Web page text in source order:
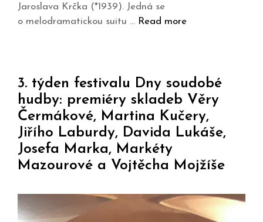
Jaroslava Krčka (*1939). Jedná se
o melodramatickou suitu … Read more
3. týden festivalu Dny soudobé
hudby: premiéry skladeb Věry
Čermákové, Martina Kučery,
Jiřího Laburdy, Davida Lukáše,
Josefa Marka, Markéty
Mazourové a Vojtěcha Mojžíše